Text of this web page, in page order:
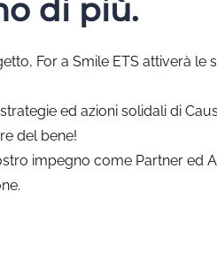
di più.
For a SmileETS attiverà le
ed azioni solidali di
del bene!
impegno come Partner ed